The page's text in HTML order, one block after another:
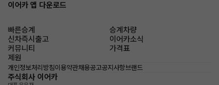
이어카 앱 다운로드
빠른승계
승계차량
신차즉시출고
이어카소식
커뮤니티
가격표
제원
개인정보처리방침이용약관채용공고공지사항브랜드
주식회사 이어카